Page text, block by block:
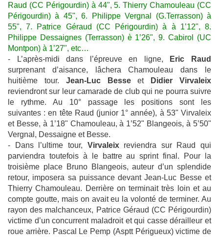
Raud (CC Périgourdin) à 44", 5. Thierry Chamouleau (CC
Périgourdin) à 45", 6. Philippe Vergnal (G.Terrasson) à
55", 7. Patrice Géraud (CC Périgourdin) à à 1’12", 8.
Philippe Dessaignes (Terrasson) è 1’26", 9. Cabirol (UC
Montpon) à 1’27", etc…
- L’après-midi dans l’épreuve en ligne,
Eric Raud
surprenant d’aisance, lâchera Chamouleau dans le
huitième tour. Jean-Luc BesseetDidier Virvaleix
reviendront sur leur camarade de club qui ne pourra suivre
le rythme. Au 10° passage les positions sont les
suivantes : en tête Raud (junior 1° année), à 53" Virvaleix
et Besse, à 1’18" Chamouleau, à 1’52" Blangeois, à 5’50"
Vergnal, Dessaigne et Besse.
- Dans l’ultime tour, Virvaleixreviendra sur Raud qui
parviendra toutefois à le battre au sprint final. Pour la
troisième place Bruno Blangeois, auteur d’un splendide
retour, imposera sa puissance devant Jean-Luc Besse et
Thierry Chamouleau. Derrière on terminait très loin et au
compte goutte, mais on avait eu la volonté de terminer. Au
rayon des malchanceux, Patrice Géraud (CC Périgourdin)
victime d’un concurrent maladroit et qui casse dérailleur et
roue arrière. Pascal Le Pemp (Asptt Périgueux) victime de